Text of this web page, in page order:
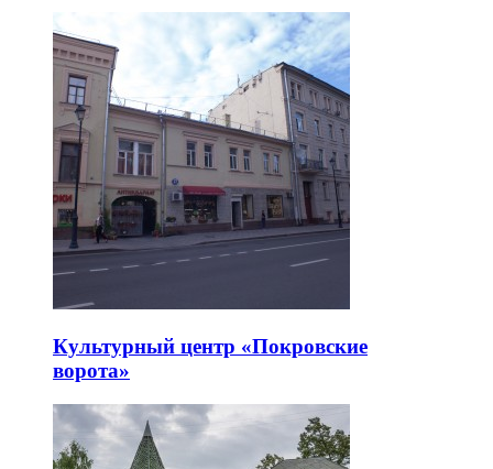
Культурный центр «Покровские
ворота»